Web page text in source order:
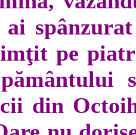
pe
din